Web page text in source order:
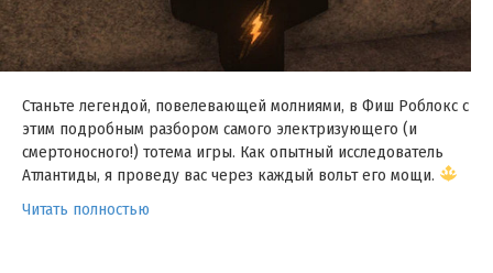
Станьте легендой, повелевающей молниями, в Фиш Роблокс с
этим подробным разбором самого электризующего (и
смертоносного!) тотема игры. Как опытный исследователь
Атлантиды, я проведу вас через каждый вольт его мощи.
Читать полностью